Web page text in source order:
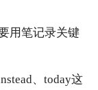
用笔记录关键
、today这